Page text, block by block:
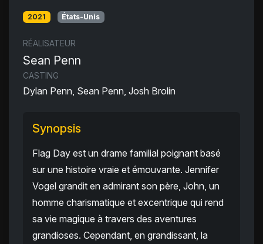
2021 États-Unis
RÉALISATEUR
Sean Penn
CASTING
Dylan Penn, Sean Penn, Josh Brolin
Synopsis
Flag Day est un drame familial poignant basé
sur une histoire vraie et émouvante. Jennifer
Vogel grandit en admirant son père, John, un
homme charismatique et excentrique qui rend
sa vie magique à travers des aventures
grandioses. Cependant, en grandissant, la